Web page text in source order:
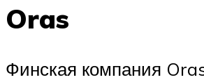
Oras
Финская компания